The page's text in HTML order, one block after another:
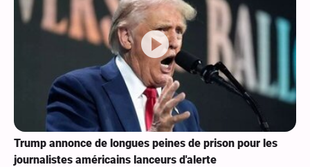
Trump annonce de longues peines de prison pour les
journalistes américains lanceurs d'alerte